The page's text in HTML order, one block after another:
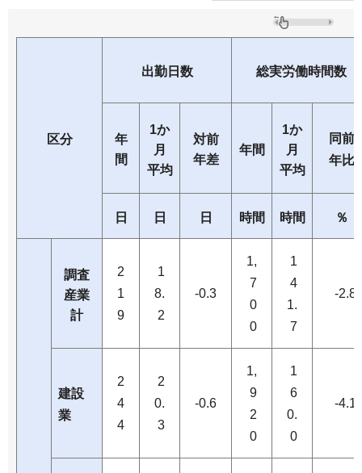
区分
出勤日数 総実労働時間数
年
間
1か
月
平均
対前
年差
年間
1か
月
平均
同前
年比
日 日 日 時間 時間 ％
調査
産業
計
2
1
9
1
8.
2
-0.3
1,
7
0
0
1
4
1.
7
-2.8
建設
業
2
4
4
2
0.
3
-0.6
1,
9
2
0
1
6
0.
0
-4.1